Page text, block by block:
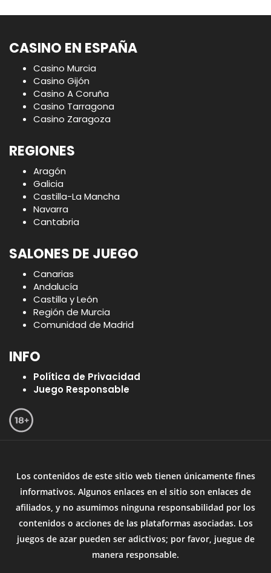
CASINO EN ESPAÑA
Casino Murcia
Casino Gijón
Casino A Coruña
Casino Tarragona
Casino Zaragoza
REGIONES
Aragón
Galicia
Castilla-La Mancha
Navarra
Cantabria
SALONES DE JUEGO
Canarias
Andalucía
Castilla y León
Región de Murcia
Comunidad de Madrid
INFO
Política de Privacidad
Juego Responsable
Los contenidos de este sitio web tienen únicamente fines
informativos. Algunos enlaces en el sitio son enlaces de
afiliados, y no asumimos ninguna responsabilidad por los
contenidos o acciones de las plataformas asociadas. Los
juegos de azar pueden ser adictivos; por favor, juegue de
manera responsable.